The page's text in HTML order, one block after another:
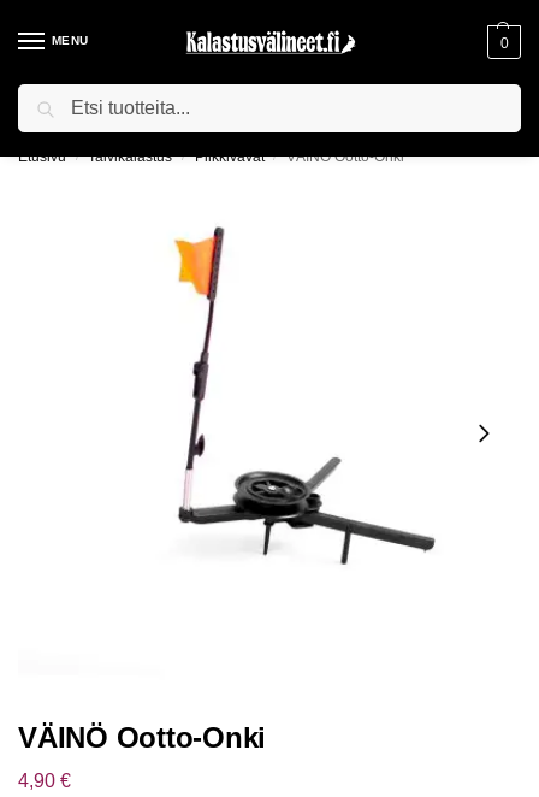
MENU 0
ILMAINEN TOIMITUS YLI 75€ TILAUKSILLE!
Etusivu / Talvikalastus / Pilkkivavat / VÄINÖ Ootto-Onki
VÄINÖ Ootto-Onki
4,90 €